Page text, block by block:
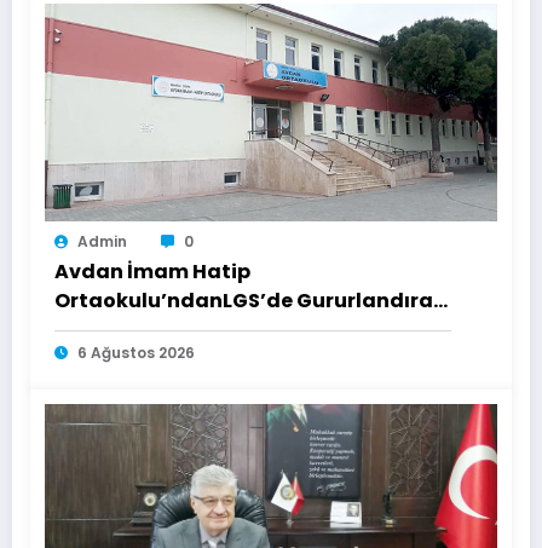
Admin 0
Avdan İmam Hatip
Ortaokulu’ndanLGS’de Gururlandıran
Başarı
6 Ağustos 2026